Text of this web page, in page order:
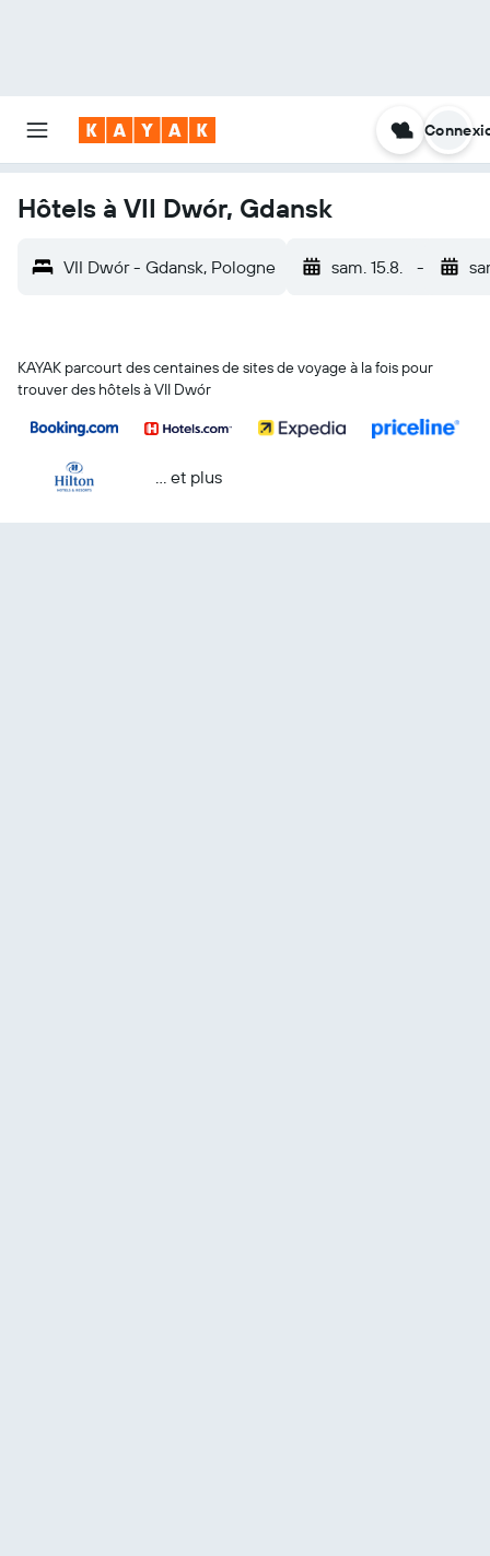
Hôtels à VII Dwór, Gdansk
VII Dwór - Gdansk, Pologne sam. 15.8. -
KAYAK parcourt des centaines de sites de voyage à la fois pour
trouver des hôtels à VII Dwór
… et plus